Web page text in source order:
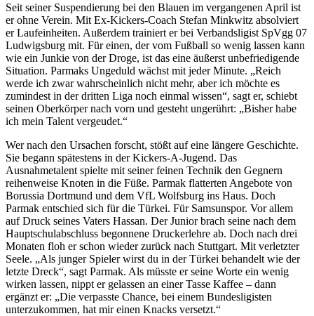
Seit seiner Suspendierung bei den Blauen im vergangenen April ist
er ohne Verein. Mit Ex-Kickers-Coach Stefan Minkwitz absolviert
er Laufeinheiten. Außerdem trainiert er bei Verbandsligist SpVgg 07
Ludwigsburg mit. Für einen, der vom Fußball so wenig lassen kann
wie ein Junkie von der Droge, ist das eine äußerst unbefriedigende
Situation. Parmaks Ungeduld wächst mit jeder Minute. „Reich
werde ich zwar wahrscheinlich nicht mehr, aber ich möchte es
zumindest in der dritten Liga noch einmal wissen“, sagt er, schiebt
seinen Oberkörper nach vorn und gesteht ungerührt: „Bisher habe
ich mein Talent vergeudet.“
Wer nach den Ursachen forscht, stößt auf eine längere Geschichte.
Sie begann spätestens in der Kickers-A-Jugend. Das
Ausnahmetalent spielte mit seiner feinen Technik den Gegnern
reihenweise Knoten in die Füße. Parmak flatterten Angebote von
Borussia Dortmund und dem VfL Wolfsburg ins Haus. Doch
Parmak entschied sich für die Türkei. Für Samsunspor. Vor allem
auf Druck seines Vaters Hassan. Der Junior brach seine nach dem
Hauptschulabschluss begonnene Druckerlehre ab. Doch nach drei
Monaten floh er schon wieder zurück nach Stuttgart. Mit verletzter
Seele. „Als junger Spieler wirst du in der Türkei behandelt wie der
letzte Dreck“, sagt Parmak. Als müsste er seine Worte ein wenig
wirken lassen, nippt er gelassen an einer Tasse Kaffee – dann
ergänzt er: „Die verpasste Chance, bei einem Bundesligisten
unterzukommen, hat mir einen Knacks versetzt.“